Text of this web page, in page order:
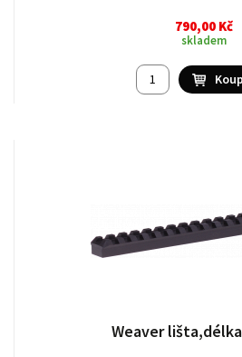
790,00 Kč
skladem
Weaver